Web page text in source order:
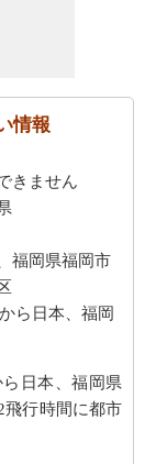
情報
きません
福岡県福岡市
ら日本、福岡
日本、福岡県
飛行時間に都市